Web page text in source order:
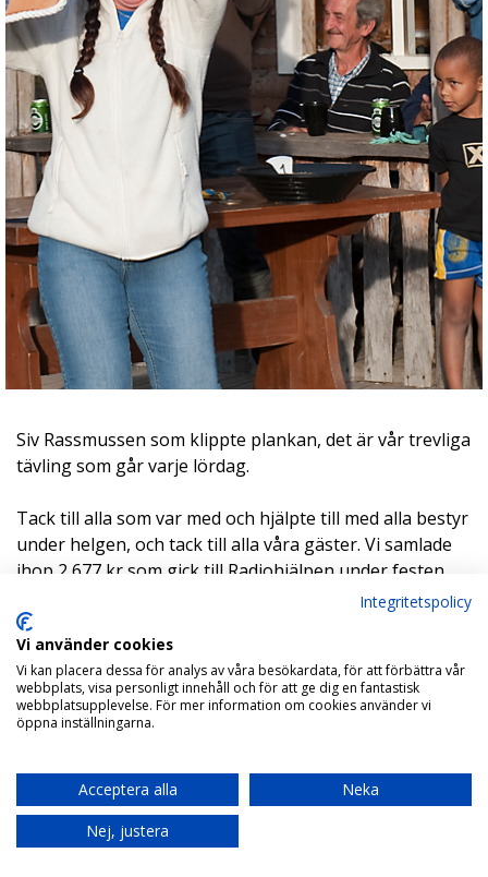
Siv Rassmussen som klippte plankan, det är vår trevliga
tävling som går varje lördag.
Tack till alla som var med och hjälpte till med alla bestyr
under helgen, och tack till alla våra gäster. Vi samlade
ihop 2 677 kr som gick till Radiohjälpen under festen
och det var alla snälla guldgrävare som skänkte
pengar. Nils från Danmark kom med den utmärkta idén
att hålla en auktion på överblivna (?) öl och
knäckebröd, Ketchup, senap samt kakor. Den drog in
nästan en tusenlapp.
det kalas igen. Första lördagen i september som
vanligt.
Integritetspolicy
Vi använder cookies
Vi kan placera dessa för analys av våra besökardata, för att förbättra vår
webbplats, visa personligt innehåll och för att ge dig en fantastisk
webbplatsupplevelse. För mer information om cookies använder vi
öppna inställningarna.
Acceptera alla
Neka
Nej, justera